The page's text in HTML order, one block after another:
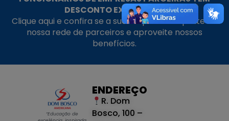
DESCONTO EXCLUSIVO!
Clique aqui e confira se a sua empresa faz parte da
nossa rede de parceiros e aproveite nossos
benefícios.
“Educação de
ENDEREÇO
R. Dom
Bosco, 100 –